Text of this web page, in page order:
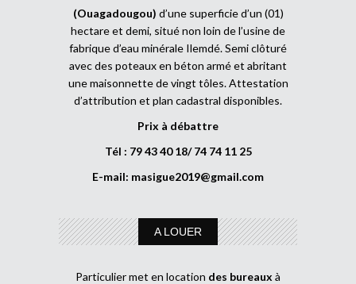
(Ouagadougou) d’une superficie d’un (01)
hectare et demi, situé non loin de l’usine de
fabrique d’eau minérale Ilemdé. Semi clôturé
avec des poteaux en béton armé et abritant
une maisonnette de vingt tôles. Attestation
d’attribution et plan cadastral disponibles.
Prix à débattre
Tél : 79 43 40 18/ 74 74 11 25
E-mail: masigue2019@gmail.com
A LOUER
Particulier met en location des bureaux à